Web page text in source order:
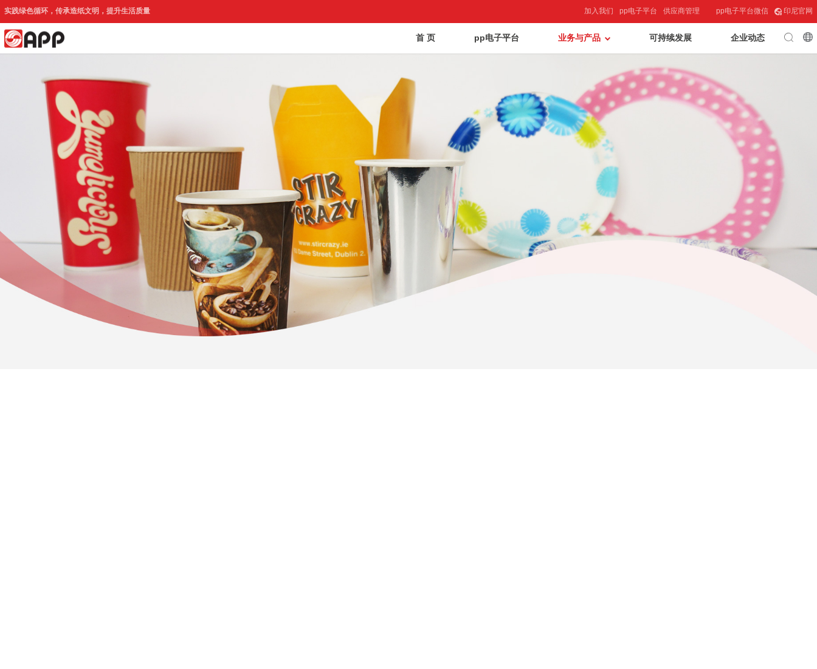
实践绿色循环，传承造纸文明，提升生活质量 印尼官网
pp电子平台微信
供应商管理
pp电子平台
加入我们
企业动态
可持续发展
业务与产品
pp电子平台
首 页